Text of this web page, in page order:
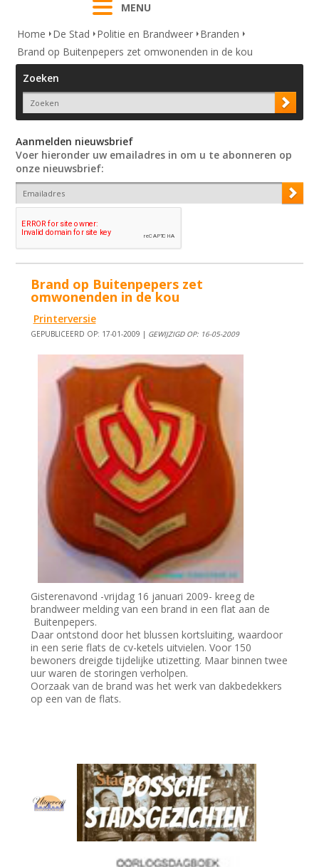
MENU
Home
De Stad Politie en Brandweer Branden
Brand op Buitenpepers zet omwonenden in de kou
Zoeken
Aanmelden nieuwsbrief
Voer hieronder uw emailadres in om u te abonneren op
onze nieuwsbrief:
Brand op Buitenpepers zet
omwonenden in de kou
Printerversie
GEPUBLICEERD OP: 17-01-2009 | GEWIJZIGD OP: 16-05-2009
Gisterenavond -vrijdag 16 januari 2009- kreeg de
brandweer melding van een brand in een flat aan de
Buitenpepers.
Daar ontstond door het blussen kortsluiting, waardoor
in een serie flats de cv-ketels uitvielen. Voor 150
bewoners dreigde tijdelijke utizetting. Maar binnen twee
uur waren de storingen verholpen.
Oorzaak van de brand was het werk van dakbedekkers
op een van de flats.